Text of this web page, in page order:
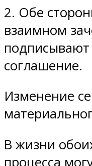
2. Обе
взаимном
соглашение.
Изменение
В жизни
процесса